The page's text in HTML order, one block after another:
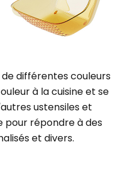
différentes couleurs
à la cuisine et se
ustensiles et
pour répondre à des
et divers.